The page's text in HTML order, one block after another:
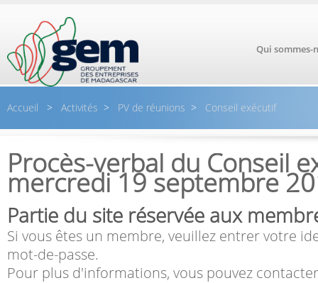
Qui sommes-
Accueil > Activités > PV de réunions > Conseil exécutif
Procès-verbal du Conseil
mercredi 19 septembre
Partie du site réservée aux
Si vous êtes un membre, veuillez entrer votre
mot-de-passe.
Pour plus d'informations, vous pouvez